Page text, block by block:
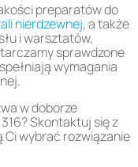
preparatów do
nierdzewnej, a także
i warsztatów,
sprawdzone
wymagania
w doborze
Skontaktuj się z
Ci wybrać rozwiązanie